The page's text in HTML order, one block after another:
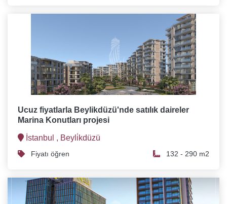
Ucuz fiyatlarla Beylikdüzü'nde satılık daireler
Marina Konutları projesi
İstanbul , Beyli̇kdüzü
Fiyatı öğren 132 - 290 m2